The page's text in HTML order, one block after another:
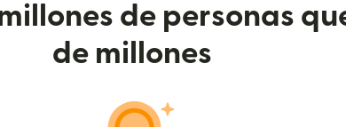
de personas
de millones